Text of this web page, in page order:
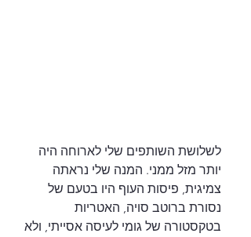
לשלושת השותפים שלי לארוחה היה
יותר מזל ממני. המנה שלי נראתה
צמיגית, פיסות העוף היו בטעם של
נסורת ברוטב סויה, האטריות
בטקסטורה של גומי לעיסה אסייתי, ולא